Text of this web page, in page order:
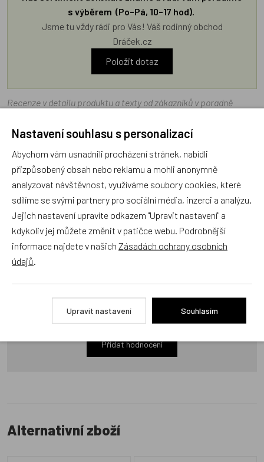
s výběrem (Po–Pá, 10–17 hod).
Jsme tu vždy rádi pro Vás! Váš rodinný obchod
Dráček.cz
Položit dotaz
Recenze v detailu produktu a texty od zákazníků v poradně
e-shopu Dráček.cz texty zákazníků předem neschvaluje ani
neověřuje.
Zatím zde nejsou žádné dotazy. Buďte první, kdo se zeptá!
Recenze
produkt ohodnotí!
Přidat hodnocení
Alternativní zboží
Nastavení souhlasu s personalizací
Abychom vám usnadnili procházení stránek, nabídli
přizpůsobený obsah nebo reklamu a mohli anonymně
analyzovat návštěvnost, využíváme soubory cookies, které
sdílíme se svými partnery pro sociální média, inzerci a analýzu.
Jejich nastavení upravíte odkazem "Upravit nastavení" a
kdykoliv jej můžete změnit v patičce webu. Podrobnější
informace najdete v našich Zásadách ochrany osobních
údajů
Upravit nastavení Souhlasím